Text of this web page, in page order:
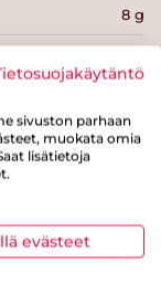
8 g
sivuston parhaan
muokata omia
lisätietoja
evästeet